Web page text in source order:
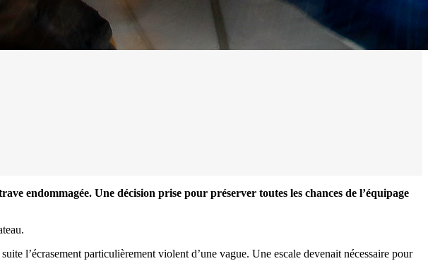
endommagée. Une décision prise pour préserver toutes les chances de l’équipage
l’écrasement particulièrement violent d’une vague. Une escale devenait nécessaire pour